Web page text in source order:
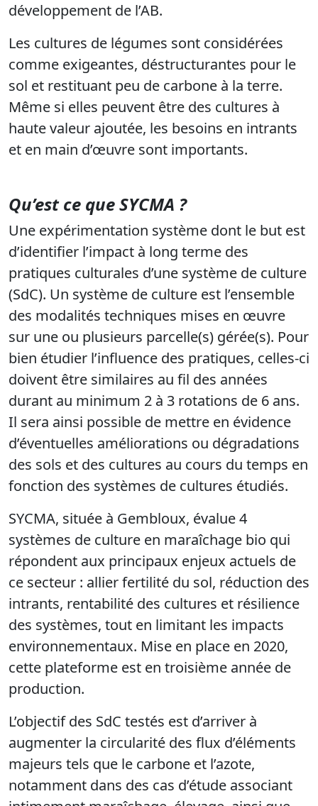
développement de l’AB.
Les cultures de légumes sont considérées
comme exigeantes, déstructurantes pour le
sol et restituant peu de carbone à la terre.
Même si elles peuvent être des cultures à
haute valeur ajoutée, les besoins en intrants
et en main d’œuvre sont importants.
Qu’est ce que SYCMA ?
Une expérimentation système dont le but est
d’identifier l’impact à long terme des
pratiques culturales d’une système de culture
(SdC). Un système de culture est l’ensemble
des modalités techniques mises en œuvre
sur une ou plusieurs parcelle(s) gérée(s). Pour
bien étudier l’influence des pratiques, celles-ci
doivent être similaires au fil des années
durant au minimum 2 à 3 rotations de 6 ans.
Il sera ainsi possible de mettre en évidence
d’éventuelles améliorations ou dégradations
des sols et des cultures au cours du temps en
fonction des systèmes de cultures étudiés.
SYCMA, située à Gembloux, évalue4
systèmes de culture en maraîchage bio qui
répondent aux principaux enjeux actuels de
ce secteur : allier fertilité du sol, réduction des
intrants, rentabilité des cultures et résilience
des systèmes, tout en limitant les impacts
environnementaux. Mise en place en 2020,
cette plateforme est en troisième année de
production.
L’objectif des SdC testés est d’arriver à
augmenter la circularité des flux d’éléments
majeurs tels que le carbone et l’azote,
notamment dans des cas d’étude associant